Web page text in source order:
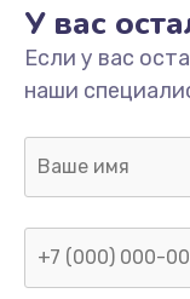
У вас
Если у вас
наши